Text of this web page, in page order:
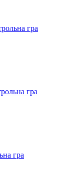
гра
гра
гра